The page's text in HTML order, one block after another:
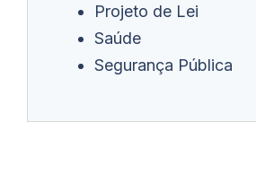
Projeto de Lei
Saúde
Segurança Pública